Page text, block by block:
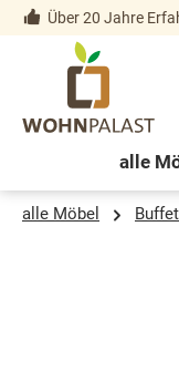
Zur
Über 20 Jahre
alle
alle Möbel